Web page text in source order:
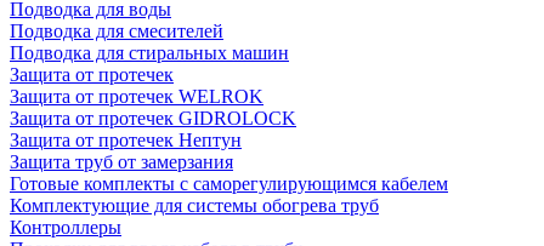
Подводка для воды
Подводка для смесителей
Подводка для стиральных машин
Защита от протечек
Защита от протечек WELROK
Защита от протечек GIDROLOCK
Защита от протечек Нептун
Защита труб от замерзания
Готовые комплекты с саморегулирующимся кабелем
Комплектующие для системы обогрева труб
Контроллеры